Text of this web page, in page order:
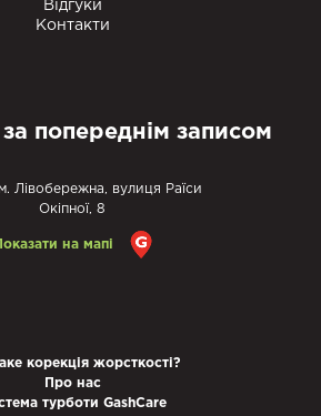
Відгуки
Контакти
попереднім записом
Лівобережна, вулиця Раїси
Окіпної, 8
на мапі
корекція жорсткості?
Про нас
турботи GashCare